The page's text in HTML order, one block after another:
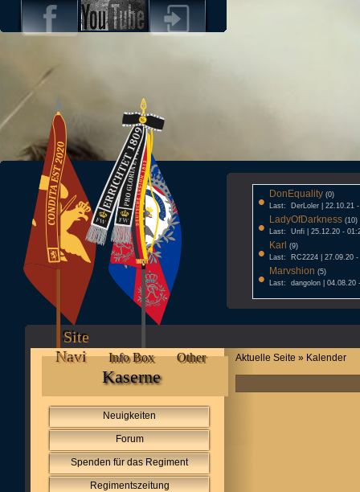
• DonEquality (0)
Last: DerLoler | 22.10.21
• LadyOfDarkness (10)
Last: Unfi | 25.12.20 -
• Karl (9)
Last: RC2224 | 27.09.20 -
• Marvshion (5)
Last: dangolon | 04.08.20
Site
Navi
Info Box Other
Kaserne
Neuigkeiten
Forum
Spenden für das Regiment
Regimentszeitung
Aktuelle Seite » Kalender